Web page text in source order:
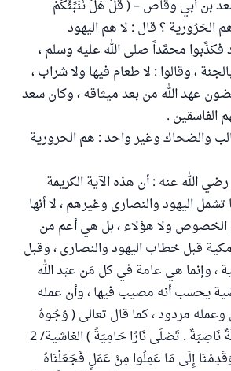
بن أبي وقاص – ( قُلْ هَلْ نُنَبِّئُكُمْ
الحَرُورية ؟ قال : لا هم اليهود
فكذَّبوا محمَّداً صلى الله عليه وسلم ،
، وقالوا : لا طعام فيها ولا شراب ،
عهد الله من بعد ميثاقه ، وكان سعد
الفاسقين .
والضحاك وغير واحد : هم الحرورية
الله عنه : أن هذه الآية الكريمة
اليهود والنصارى وغيرهم ، لا أنها
ولا هؤلاء ، بل هي أعم من
قبل خطاب اليهود والنصارى ، وقبل
، وإنما هي عامة في كل مَن عبَد الله
يحسب أنه مصيب فيها ، وأن عمله
مردود ، كما قال تعالى ( وُجُوهٌ
يَوْمَئِذٍ خَاشِعَةٌ . عَامِلَةٌ نَاصِبَةٌ . تَصْلَى نَارًا حَامِيَةً ) الغاشية/ 2
وَقَدِمْنَا إِلَى مَا عَمِلُوا مِنْ عَمَلٍ فَجَعَلْنَاهُ